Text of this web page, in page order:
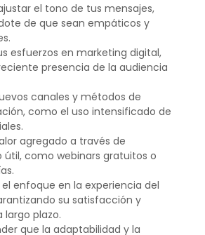
el tono de tus mensajes,
de que sean empáticos y
esfuerzos en marketing digital,
presencia de la audiencia
canales y métodos de
como el uso intensificado de
agregado a través de
útil, como webinars gratuitos o
enfoque en la experiencia del
su satisfacción y
largo plazo.
que la adaptabilidad y la